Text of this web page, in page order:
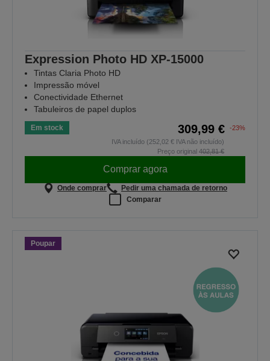
Expression Photo HD XP-15000
Tintas Claria Photo HD
Impressão móvel
Conectividade Ethernet
Tabuleiros de papel duplos
Em stock 309,99 €
-23%
IVA incluído (252,02 € IVA não incluído)
Preço original 402,81 €
Comprar agora
Onde comprar
Pedir uma chamada de retorno
Comparar
Poupar